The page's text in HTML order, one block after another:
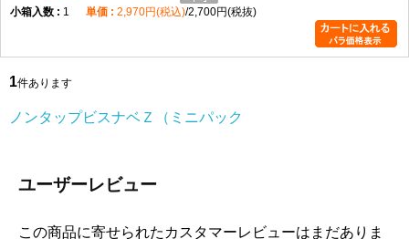
1
2,970円(税込) 2,700円(税抜)
1件あります
ノンタップビスナベＺ（ミニパック
ユーザーレビュー
この商品に寄せられたカスタマーレビューはまだありま